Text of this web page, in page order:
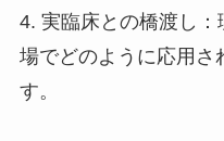
4. 実臨床との橋渡し
場でどのように応用さ
す。